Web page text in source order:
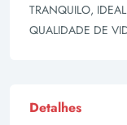
TRANQUILO,
QUALIDADE DE
Detalhes